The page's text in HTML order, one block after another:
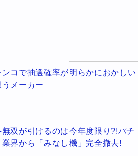
ンコで抽選確率が明らかにおかしい
うメーカー
無双が引けるのは今年度限り?!パチ
業界から「みなし機」完全撤去!